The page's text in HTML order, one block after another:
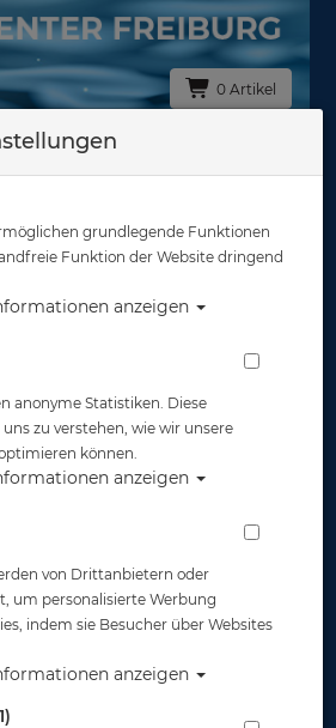
0 Artikel
Boat to Diver
keine Produkte verfügbar
Widerruf
grundlegende Funktionen
Funktion der Website dringend
anzeigen
anonyme Statistiken. Diese
zu verstehen, wie wir unsere
können.
anzeigen
von Drittanbietern oder
um personalisierte Werbung
indem sie Besucher über Websites
anzeigen